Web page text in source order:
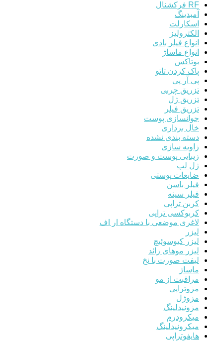
RF فرکشنال
آمبدینگ
اسکارلت
الکترولیز
انواع فیلر بادی
انواع ماساژ
بوتاکس
پاک کردن تاتو
پی آر پی
تزریق چربی
تزریق ژل
تزریق فیلر
جوانسازی پوست
خال برداری
دسته بندی نشده
زاویه سازی
زیبایی پوست و صورت
ژل لب
ضایعات پوستی
فیلر باسن
فیلر سینه
کربن تراپی
کربوکسی تراپی
لاغری موضعی با دستگاه ار اف
لیزر
لیزر کیوسوئیچ
لیزر موهای زائد
لیفت صورت با نخ
ماساژ
مراقبت از مو
مزوتراپی
مزوژل
مزونیدلینگ
میکرودرم
میکرونیدلینگ
هایفوتراپی